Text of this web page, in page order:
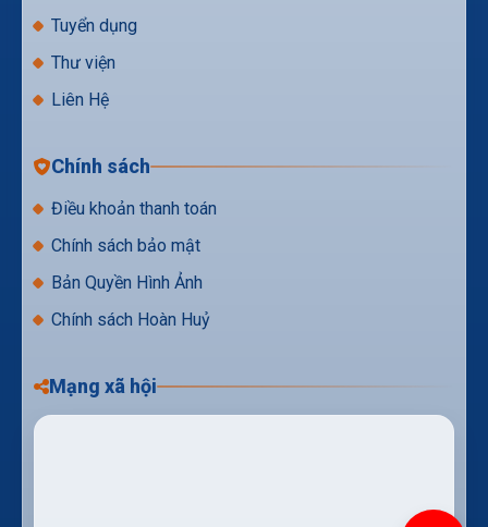
Tuyển dụng
Thư viện
Liên Hệ
Chính sách
Điều khoản thanh toán
Chính sách bảo mật
Bản Quyền Hình Ảnh
Chính sách Hoàn Huỷ
Mạng xã hội